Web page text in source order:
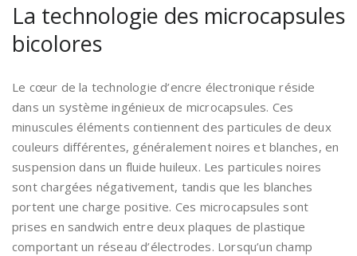
La technologie des microcapsules
bicolores
Le cœur de la technologie d’encre électronique réside
dans un système ingénieux de microcapsules. Ces
minuscules éléments contiennent des particules de deux
couleurs différentes, généralement noires et blanches, en
suspension dans un fluide huileux. Les particules noires
sont chargées négativement, tandis que les blanches
portent une charge positive. Ces microcapsules sont
prises en sandwich entre deux plaques de plastique
comportant un réseau d’électrodes. Lorsqu’un champ